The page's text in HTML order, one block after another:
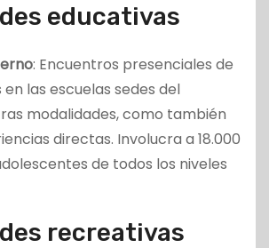
educativas
: Encuentros presenciales de
en las escuelas sedes del
modalidades, como también
directas. Involucra a 18.000
de todos los niveles
recreativas